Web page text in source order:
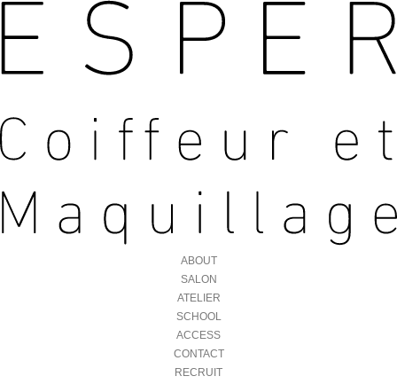
ABOUT
SALON
ATELIER
SCHOOL
ACCESS
CONTACT
RECRUIT